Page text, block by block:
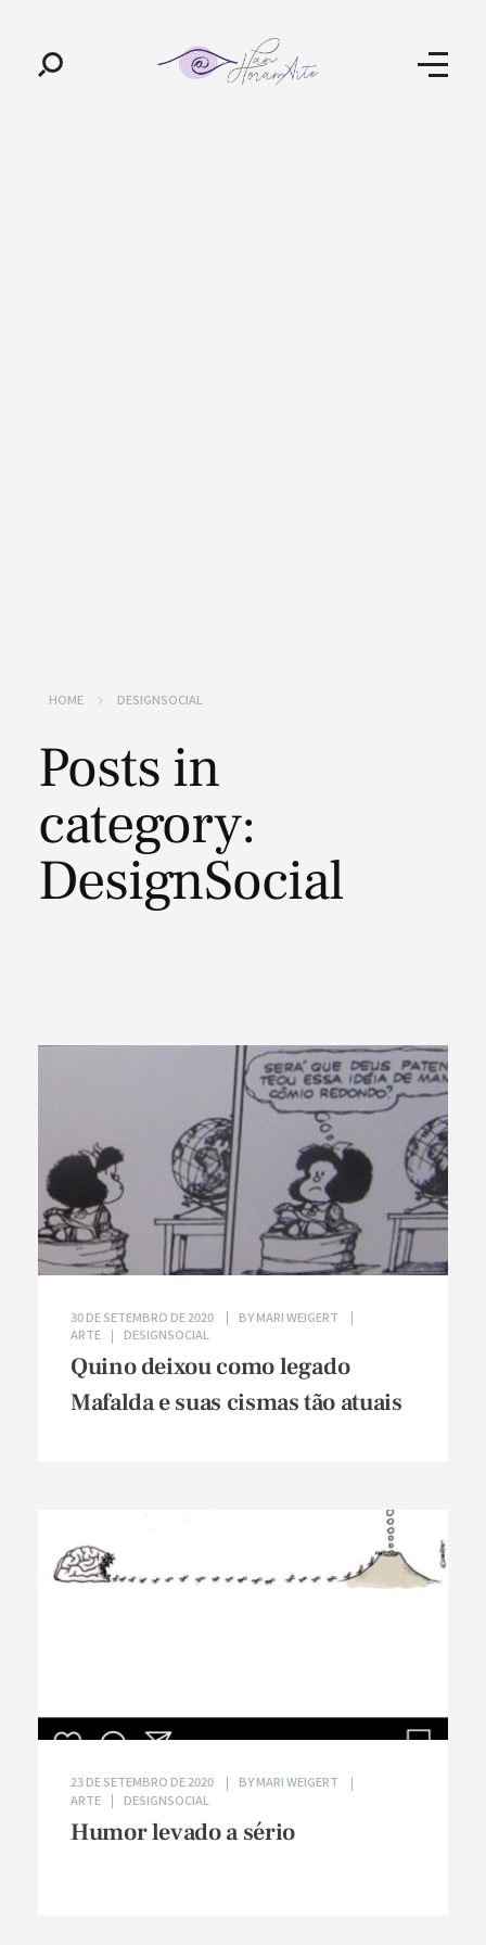
HOME DESIGNSOCIAL
Posts in
category:
DesignSocial
Quino deixou como legado
Mafalda e suas cismas tão atuais
30 DE SETEMBRO DE 2020 BYMARI WEIGERT
ARTE
DESIGNSOCIAL
Humor levado a sério
23 DE SETEMBRO DE 2020 BYMARI WEIGERT
ARTE
DESIGNSOCIAL